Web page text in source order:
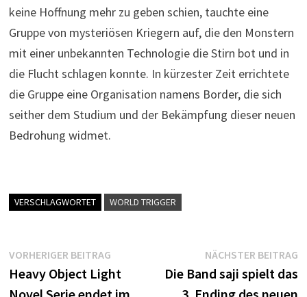
keine Hoffnung mehr zu geben schien, tauchte eine
Gruppe von mysteriösen Kriegern auf, die den Monstern
mit einer unbekannten Technologie die Stirn bot und in
die Flucht schlagen konnte. In kürzester Zeit errichtete
die Gruppe eine Organisation namens Border, die sich
seither dem Studium und der Bekämpfung dieser neuen
Bedrohung widmet.
VERSCHLAGWORTET WORLD TRIGGER
Beitrags-
Navigation
VORHERIGER BEITRAGVorheriger
Beitrag:
Heavy Object Light
NÄCHSTER BEITRAG
Die Band saji spielt das